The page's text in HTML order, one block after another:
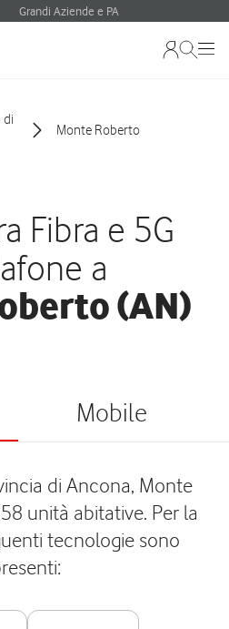
Grandi Aziende e PA
di
Monte Roberto
Fibra e 5G
a
(AN)
Mobile
di Ancona, Monte
unità abitative. Per la
tecnologie sono